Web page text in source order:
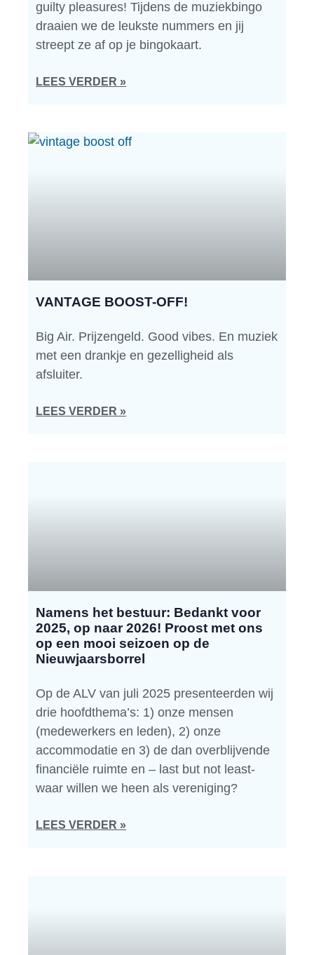
guilty pleasures! Tijdens de muziekbingo
draaien we de leukste nummers en jij
streept ze af op je bingokaart.
LEES VERDER »
VANTAGE BOOST-OFF!
Big Air. Prijzengeld. Good vibes. En muziek
met een drankje en gezelligheid als
afsluiter.
LEES VERDER »
Namens het bestuur: Bedankt voor
2025, op naar 2026! Proost met ons
op een mooi seizoen op de
Nieuwjaarsborrel
Op de ALV van juli 2025 presenteerden wij
drie hoofdthema’s: 1) onze mensen
(medewerkers en leden), 2) onze
accommodatie en 3) de dan overblijvende
financiële ruimte en – last but not least-
waar willen we heen als vereniging?
LEES VERDER »